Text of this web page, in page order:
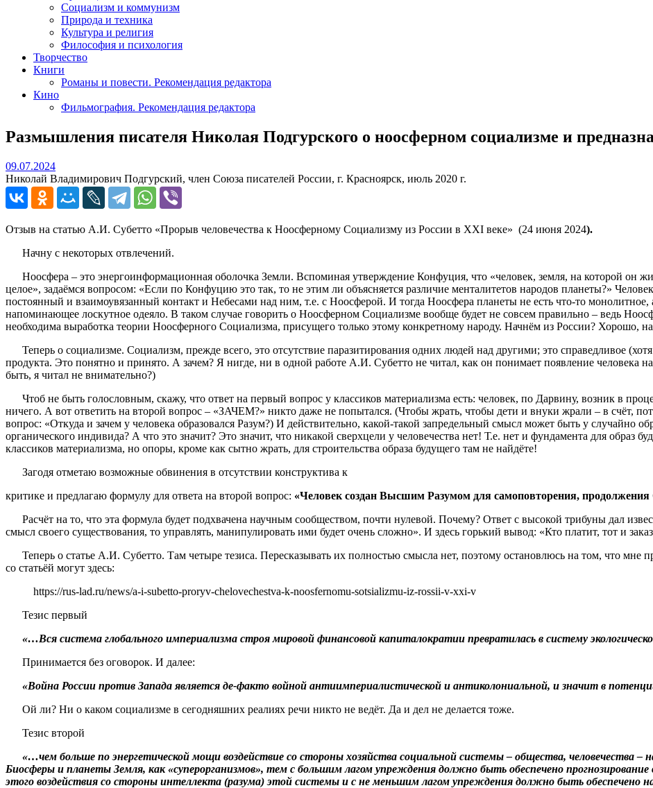
Социализм и коммунизм
Природа и техника
Культура и религия
Философия и психология
Творчество
Книги
Романы и повести. Рекомендация редактора
Кино
Фильмография. Рекомендация редактора
Размышления писателя Николая Подгурского о ноосферном социализме и
09.07.202409.07.2024
Николай Владимирович Подгурский, член Союза писателей России, г. Красноярск, июль 2020 г.
Отзыв на статью А.И. Субетто «Прорыв человечества к Ноосферному Социализму из России в XXI веке» (24 июня 2024).
Начну с некоторых отвлечений.
Ноосфера – это энергоинформационная оболочка Земли. Вспоминая утверждение Конфуция, что «человек, земля, на которой он
целое», задаёмся вопросом: «Если по Конфуцию это так, то не этим ли объясняется различие менталитетов народов планеты?»
постоянный и взаимоувязанный контакт и Небесами над ним, т.е. с Ноосферой. И тогда Ноосфера планеты не есть что-то монолитное,
напоминающее лоскутное одеяло. В таком случае говорить о Ноосферном Социализме вообще будет не совсем правильно – ведь
необходима выработка теории Ноосферного Социализма, присущего только этому конкретному народу. Начнём из России? Хорошо,
Теперь о социализме. Социализм, прежде всего, это отсутствие паразитирования одних людей над другими; это справедливое
продукта. Это понятно и принято. А зачем? Я нигде, ни в одной работе А.И. Субетто не читал, как он понимает появление человека
быть, я читал не внимательно?)
Чтоб не быть голословным, скажу, что ответ на первый вопрос у классиков материализма есть: человек, по Дарвину, возник в
ничего. А вот ответить на второй вопрос – «ЗАЧЕМ?» никто даже не попытался. (Чтобы жрать, чтобы дети и внуки жрали – в счёт,
вопрос: «Откуда и зачем у человека образовался Разум?) И действительно, какой-такой запредельный смысл может быть у случайно
органического индивида? А что это значит? Это значит, что никакой сверхцели у человечества нет! Т.е. нет и фундамента для образ
классиков материализма, но опоры, кроме как сытно жрать, для строительства образа будущего там не найдёте!
Загодя отметаю возможные обвинения в отсутствии конструктива к
критике и предлагаю формулу для ответа на второй вопрос: «Человек создан Высшим Разумом для самоповторения, продолжения
Расчёт на то, что эта формула будет подхвачена научным сообществом, почти нулевой. Почему? Ответ с высокой трибуны дал
смысл своего существования, то управлять, манипулировать ими будет очень сложно». И здесь горький вывод: «Кто платит, тот и
Теперь о статье А.И. Субетто. Там четыре тезиса. Пересказывать их полностью смысла нет, поэтому остановлюсь на том, что мне
со статьёй могут здесь:
https://rus-lad.ru/news/a-i-subetto-proryv-chelovechestva-k-noosfernomu-sotsializmu-iz-rossii-v-xxi-v
Тезис первый
«…Вся система глобального империализма строя мировой финансовой капиталократии превратилась в систему
Принимается без оговорок. И далее:
«Война России против Запада является де-факто войной антиимпериалистической и антиколониальной, и значит в
Ой ли? Ни о каком социализме в сегодняшних реалиях речи никто не ведёт. Да и дел не делается тоже.
Тезис второй
«…чем больше по энергетической мощи воздействие со стороны хозяйства социальной системы – общества, человечества
Биосферы и планеты Земля, как «суперорганизмов», тем с большим лагом упреждения должно быть обеспечено
этого воздействия со стороны интеллекта (разума) этой системы и с не меньшим лагом упреждения должно быть обеспечено